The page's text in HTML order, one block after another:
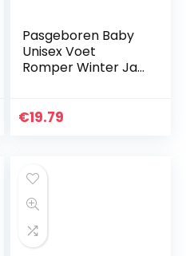
Pasgeboren Baby
Unisex Voet
Romper Winter Jas
Hoodie Leuke Beer
€19.79